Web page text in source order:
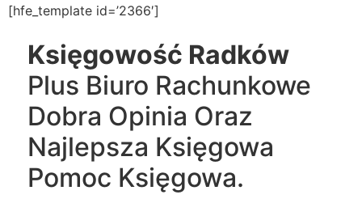
[hfe_template id=’2366′]
Księgowość Radków
Plus Biuro Rachunkowe
Dobra Opinia Oraz
Najlepsza Księgowa
Pomoc Księgowa.